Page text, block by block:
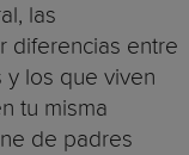
las
diferencias entre
los que viven
tu misma
de padres